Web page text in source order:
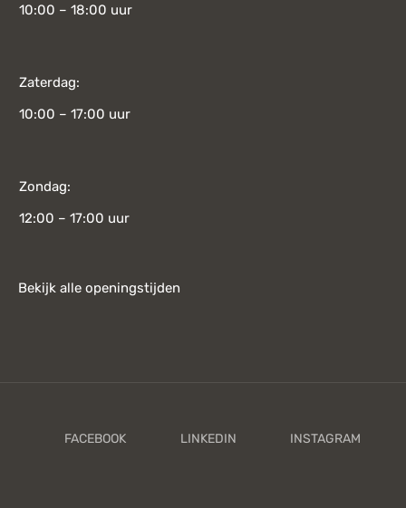
10:00 – 18:00 uur
Zaterdag:
10:00 – 17:00 uur
Zondag:
12:00 – 17:00 uur
Bekijk alle openingstijden